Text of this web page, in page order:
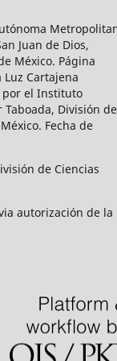
Juan de Dios,
México. Página
Cartajena
por el Instituto
División de
Fecha de
de Ciencias
autorización de la